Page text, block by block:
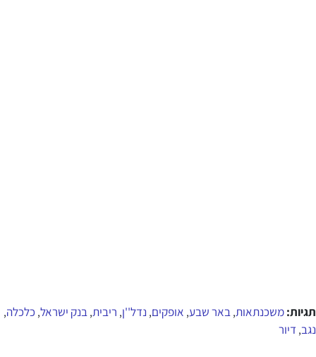
תגיות:משכנתאות,באר שבע, אופקים, נדל''ן, ריבית,בנק ישראל, כלכלה,
נגב, דיור